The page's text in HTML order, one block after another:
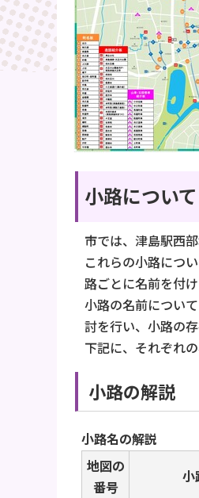
小路について
市では、津島駅西
これらの小路につ
路ごとに名前を付
小路の名前につい
討を行い、小路の
下記に、それぞれ
小路の解説
小路名の解説
地図の
番号
小